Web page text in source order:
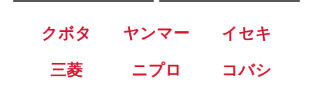
クボタ ヤンマー
イセキ
三菱
ニプロ コバシ